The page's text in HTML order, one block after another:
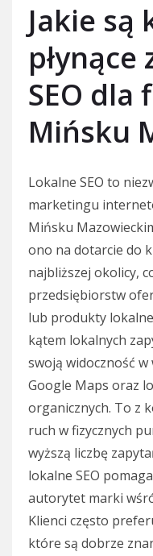
Jakie są
SEO dla
Mińsku
Lokalne SEO to
marketingu
Mińsku
ono na dotarcie do
najbliższej okolicy,
przedsiębiorstw
lub produkty
kątem lokalnych
swoją widoczność
Google Maps oraz
organicznych. To z
ruch w fizycznych
wyższą liczbę
lokalne SEO
autorytet marki
Klienci często
które są dobrze